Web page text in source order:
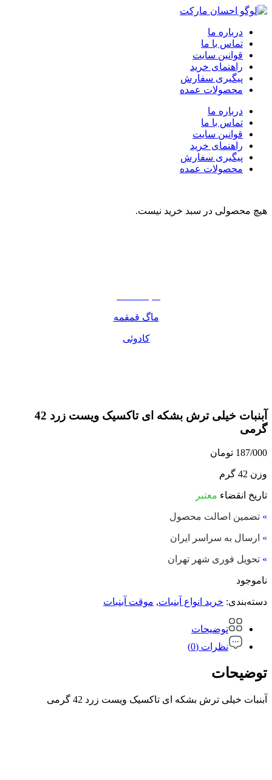
درباره ما
تماس با ما
قوانین سایت
راهنمای خرید
پیگیری سفارش
محصولات عمده
درباره ما
تماس با ما
قوانین سایت
راهنمای خرید
پیگیری سفارش
محصولات عمده
هیچ محصولی در سبد خرید نیست.
ماگ قمقمه
کادوئی
آبنبات خیلی ترش بشکه ای تاکسیک ویست زرد 42
گرمی
187/000 تومان
وزن 42 گرم
تاریخ انقضاء معتبر
» تضمین اصالت محصول
» ارسال به سراسر ایران
» تحویل فوری شهر تهران
ناموجود
دسته‌بندی: خرید انواع آبنبات, موقت آبنبات
توضیحات
نظرات (0)
توضیحات
آبنبات خیلی ترش بشکه ای تاکسیک ویست زرد 42 گرمی